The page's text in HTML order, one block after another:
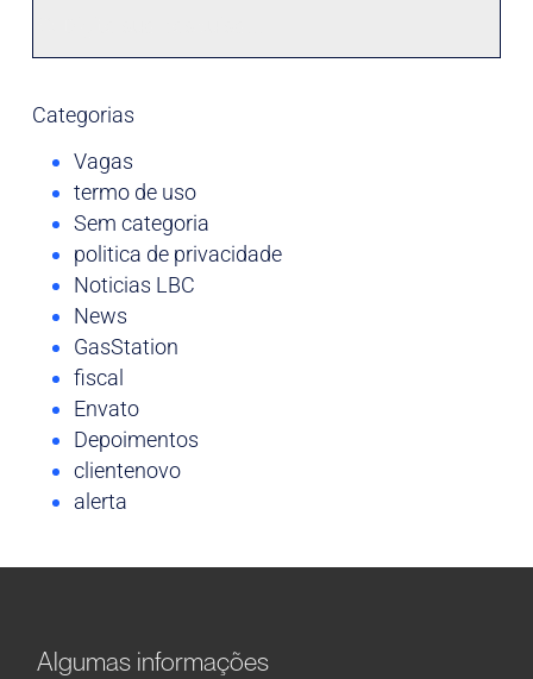
Categorias
Vagas
termo de uso
Sem categoria
politica de privacidade
Noticias LBC
News
GasStation
fiscal
Envato
Depoimentos
clientenovo
alerta
Algumas informações